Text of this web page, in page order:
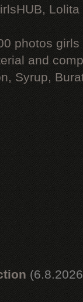
Lolita
photos
and
Syrup,